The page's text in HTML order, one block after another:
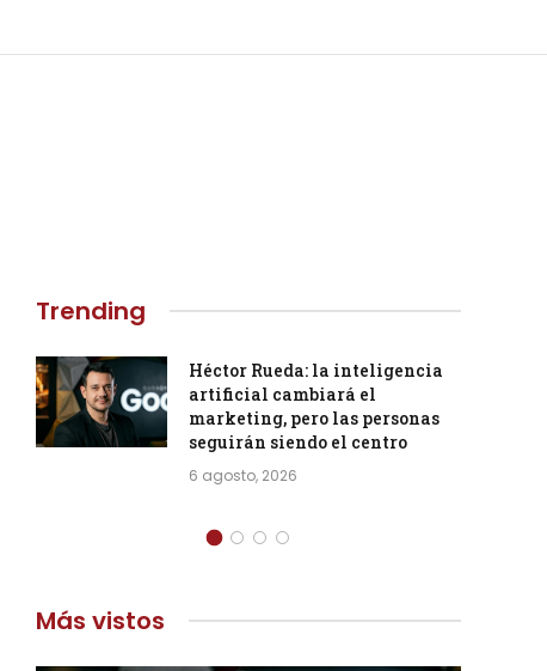
Trending
Héctor Rueda: la inteligencia
artificial cambiará el
marketing, pero las personas
seguirán siendo el centro
6 agosto, 2026
Más vistos